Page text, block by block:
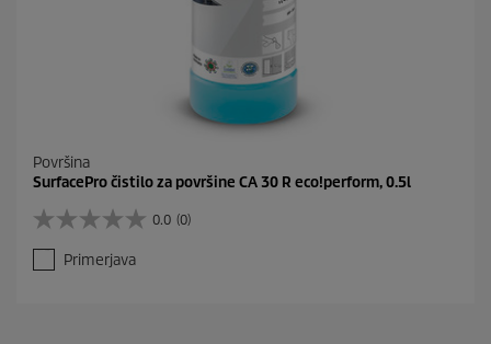
Površina
SurfacePro čistilo za površine CA 30 R eco!perform, 0.5l
0.0 (0)
0
.
0
Primerjava